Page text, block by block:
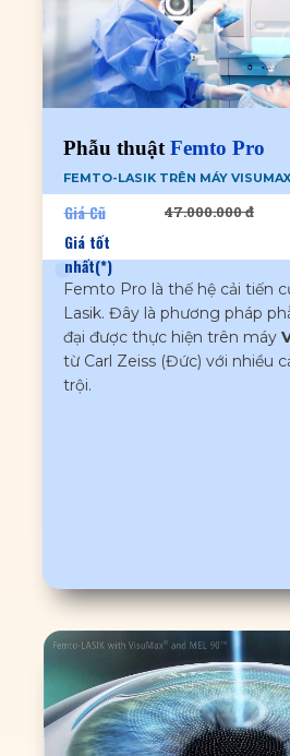
Phẫu thuật Femto Pro
FEMTO-LASIK TRÊN MÁY
Femto Pro là thế hệ cải tiến
Lasik. Đây là phương pháp
đại được thực hiện trên máy
từ Carl Zeiss (Đức) với nhiều
trội.
47.000.000 đ
Giá tốt
nhất(*)
Giá Cũ